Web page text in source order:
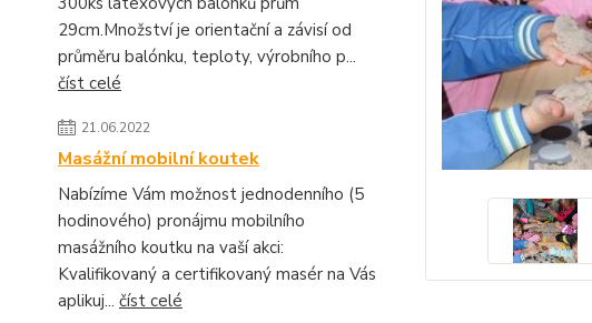
29cm.Množství je orientační a závisí od
průměru balónku, teploty, výrobního p...
číst celé
21.06.2022
Masážní mobilní koutek
Nabízíme Vám možnost jednodenního (5
hodinového) pronájmu mobilního
masážního koutku na vaší akci:
Kvalifikovaný a certifikovaný masér na Vás
aplikuj... číst celé